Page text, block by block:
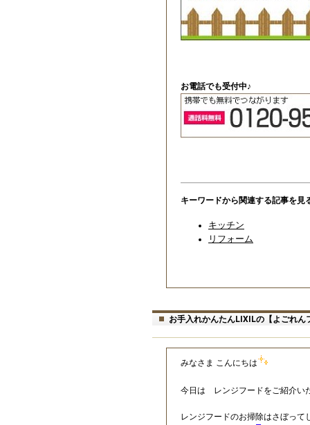
お電話でも受付中♪
キーワードから関連する記事を見
キッチン
リフォーム
お手入れかんたんLIXILの【よごれん
みなさま こんにちは
今日は レンジフードをご紹介い
レンジフードのお掃除はさぼって